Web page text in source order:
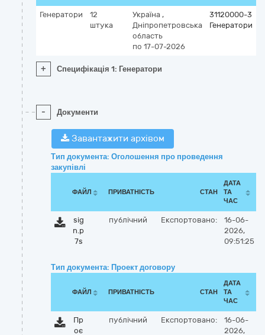
Генератори
12
штука
Україна ,
Дніпропетровська
область
по 17-07-2026
31120000-3
Генератори
+ Специфікація 1: Генератори
- Документи
Завантажити архівом
Тип документа: Оголошення про проведення
закупівлі
ФАЙЛ ПРИВАТНІСТЬ СТАН
ДАТА
ТА
ЧАС
sig
n.p
7s
публічний Експортовано:
16-06-
2026,
09:51:25
Тип документа: Проект договору
ФАЙЛ ПРИВАТНІСТЬ СТАН
ДАТА
ТА
ЧАС
Пр
оє
публічний Експортовано:
16-06-
2026,